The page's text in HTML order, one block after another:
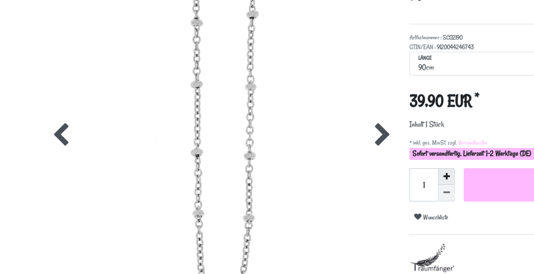
Artikelnummer :SC02190
GTIN/EAN :9120044246743
LÄNGE
39,90 EUR*
Inhalt1Stück
* inkl. ges. MwSt. zzgl.Versandkosten
Sofort versandfertig, Lieferzeit 1-2 Werktage (DE)
Wunschliste